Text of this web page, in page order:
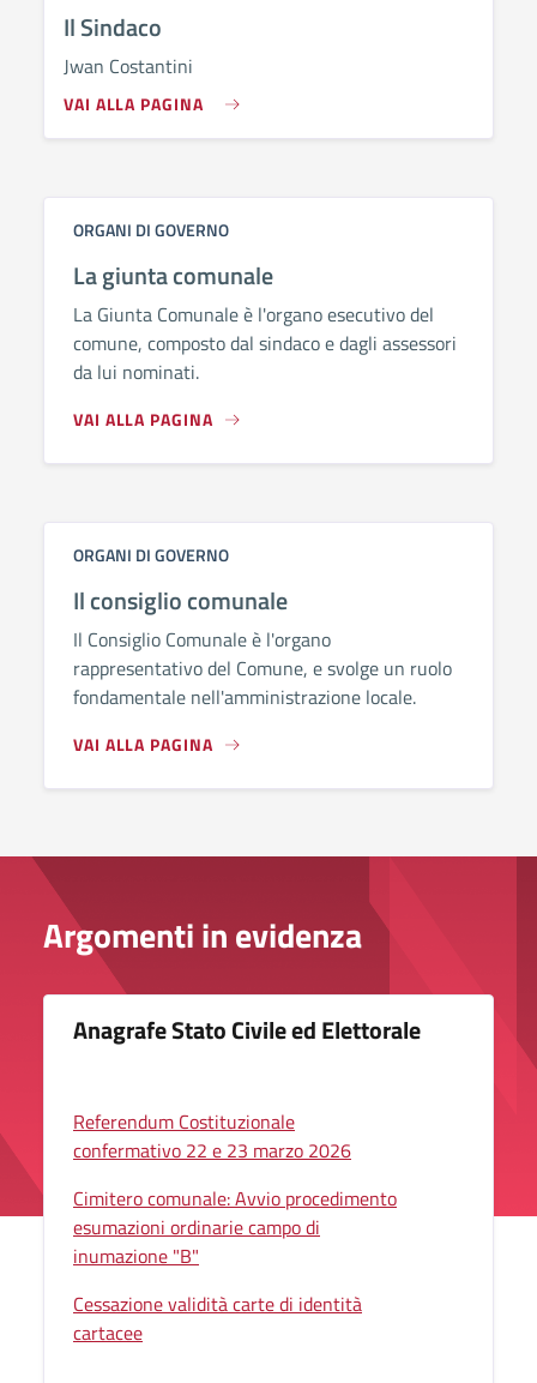
Il Sindaco
Jwan Costantini
VAI ALLA PAGINA
ORGANI DI GOVERNO
La giunta comunale
La Giunta Comunale è l'organo esecutivo del
comune, composto dal sindaco e dagli assessori
da lui nominati.
VAI ALLA PAGINA
ORGANI DI GOVERNO
Il consiglio comunale
Il Consiglio Comunale è l'organo
rappresentativo del Comune, e svolge un ruolo
fondamentale nell'amministrazione locale.
VAI ALLA PAGINA
Argomenti in evidenza
Anagrafe Stato Civile ed Elettorale
Referendum Costituzionale
confermativo 22 e 23 marzo 2026
Cimitero comunale: Avvio procedimento
esumazioni ordinarie campo di
inumazione "B"
Cessazione validità carte di identità
cartacee